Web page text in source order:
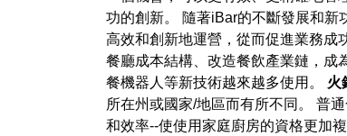
功的創新。 隨著iBar的不斷發展和新
高效和創新地運營，從而促進業務成
餐廳成本結構、改造餐飲產業鏈，成
餐機器人等新技術越來越多使用。 火
所在州或國家/地區而有所不同。 普
和效率--使使用家庭廚房的資格更加複